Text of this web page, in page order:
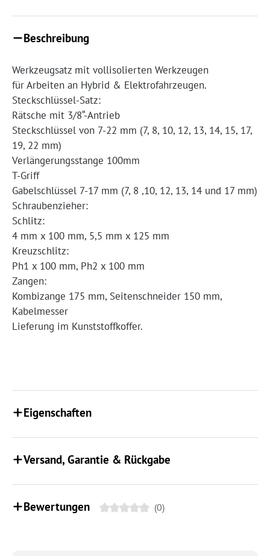
Beschreibung
Werkzeugsatz mit vollisolierten Werkzeugen
für Arbeiten an Hybrid & Elektrofahrzeugen.
Steckschlüssel-Satz:
Rätsche mit 3/8“-Antrieb
Steckschlüssel von 7-22 mm (7, 8, 10, 12, 13, 14, 15, 17,
19, 22 mm)
Verlängerungsstange 100mm
T-Griff
Gabelschlüssel 7-17 mm (7, 8 ,10, 12, 13, 14 und 17 mm)
Schraubenzieher:
Schlitz:
4 mm x 100 mm, 5,5 mm x 125 mm
Kreuzschlitz:
Ph1 x 100 mm, Ph2 x 100 mm
Zangen:
Kombizange 175 mm, Seitenschneider 150 mm,
Kabelmesser
Lieferung im Kunststoffkoffer.
Eigenschaften
Versand, Garantie & Rückgabe
Bewertungen (0)